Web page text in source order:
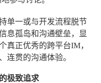
单一或与开发流程脱节
息孤岛和沟通壁垒，显
真正优秀的跨平台IM，
连贯的沟通体验。
极致追求